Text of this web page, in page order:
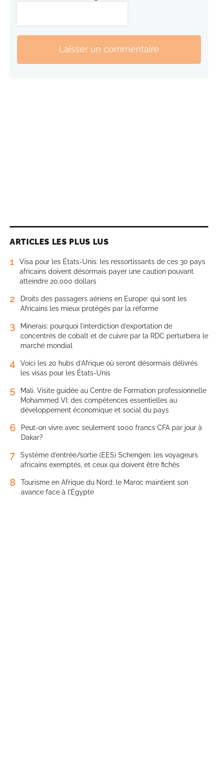
Laisser un commentaire
ARTICLES LES PLUS LUS
1
Visa pour les États-Unis: les ressortissants de ces 30 pays
africains doivent désormais payer une caution pouvant
atteindre 20.000 dollars
2
Droits des passagers aériens en Europe: qui sont les
Africains les mieux protégés par la réforme
3
Minerais: pourquoi l’interdiction d’exportation de
concentrés de cobalt et de cuivre par la RDC perturbera le
marché mondial
4
Voici les 20 hubs d’Afrique où seront désormais délivrés
les visas pour les États-Unis
5
Mali. Visite guidée au Centre de Formation professionnelle
Mohammed VI: des compétences essentielles au
développement économique et social du pays
6
Peut-on vivre avec seulement 1000 francs CFA par jour à
Dakar?
7
Système d’entrée/sortie (EES) Schengen: les voyageurs
africains exemptés, et ceux qui doivent être fichés
8
Tourisme en Afrique du Nord: le Maroc maintient son
avance face à l’Égypte